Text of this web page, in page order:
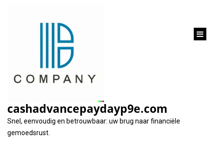
cashadvancepaydayp9e.com
Snel, eenvoudig en betrouwbaar: uw brug naar financiële
gemoedsrust.
Tag: